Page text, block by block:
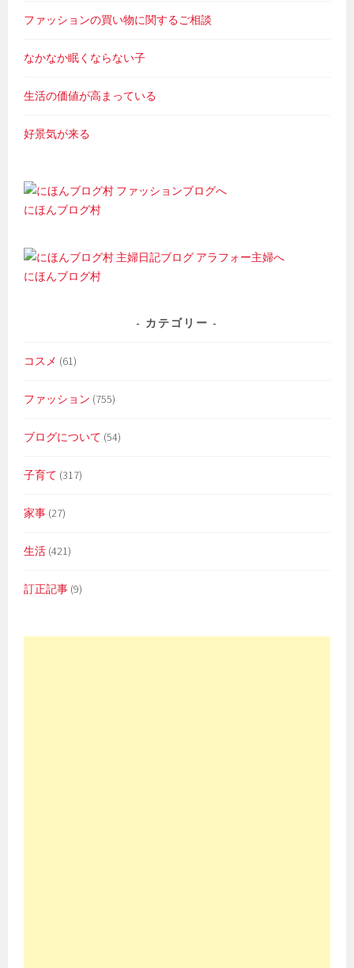
ファッションの買い物に関するご相談
なかなか眠くならない子
生活の価値が高まっている
好景気が来る
にほんブログ村
にほんブログ村
カテゴリー
コスメ (61)
ファッション (755)
ブログについて (54)
子育て (317)
家事 (27)
生活 (421)
訂正記事 (9)